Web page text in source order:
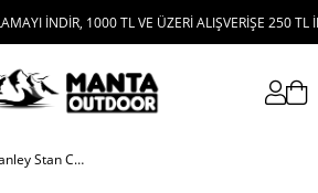
İNDİR, 1000 TL VE ÜZERİ ALIŞVERİŞE 250 TL
Stanley Stan Classic Pour Over M. Black Eu Kahve Demleyici